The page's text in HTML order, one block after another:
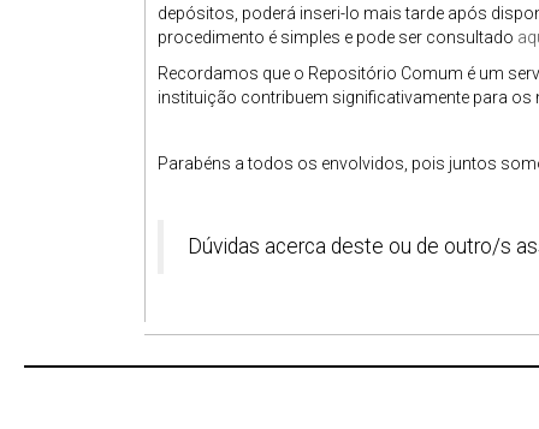
depósitos, poderá inseri-lo mais tarde após
procedimento é simples e pode ser consultado
Recordamos que o Repositório Comum é um
instituição contribuem significativamente para
Parabéns a todos os envolvidos, pois juntos
Dúvidas acerca deste ou de outro/s